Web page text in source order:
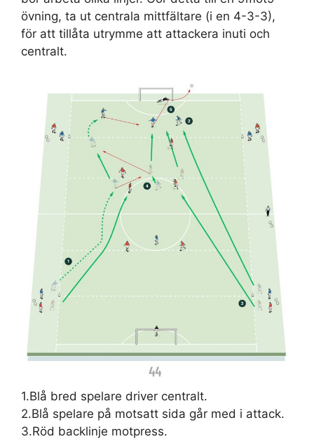
övning, ta ut centrala mittfältare (i en 4-3-3),
för att tillåta utrymme att attackera inuti och
centralt.
1.Blå bred spelare driver centralt.
2.Blå spelare på motsatt sida går med i attack.
3.Röd backlinje motpress.